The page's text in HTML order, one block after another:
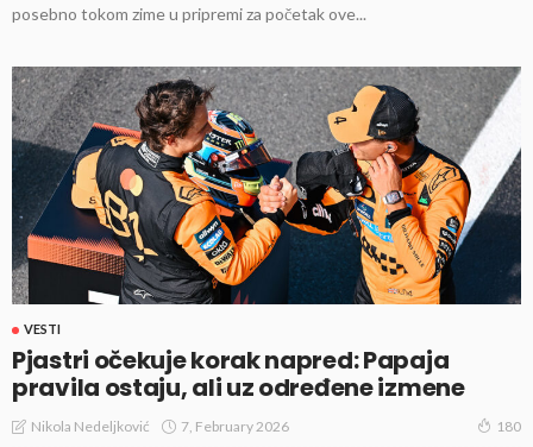
posebno tokom zime u pripremi za početak ove...
VESTI
Pjastri očekuje korak napred: Papaja
pravila ostaju, ali uz određene izmene
Nikola Nedeljković 7, February 2026 180